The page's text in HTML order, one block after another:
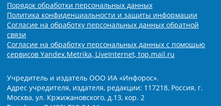
Порядок обработки персональных данных
Политика конфиденциальности и защиты информации
Согласие на обработку персональных данных обратной
связи
Согласие на обработку персональных данных с помощью
сервисов Yandex.Metrika, LiveInternet, top.mail.ru
Учредитель и издатель ООО ИА «Инфорос».
Адрес учредителя, издателя, редакции: 117218, Россия, г.
Москва, ул. Кржижановского, д.13, кор. 2